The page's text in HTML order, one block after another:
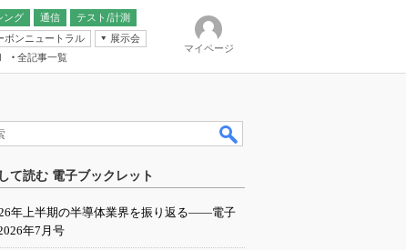
ング
通信
テスト/計測
ボンニュートラル
展示会
ューティング
全記事一覧
マイページ
て読む 電子ブックレット
年上半期の半導体業界を振り返る――電子
年7月号